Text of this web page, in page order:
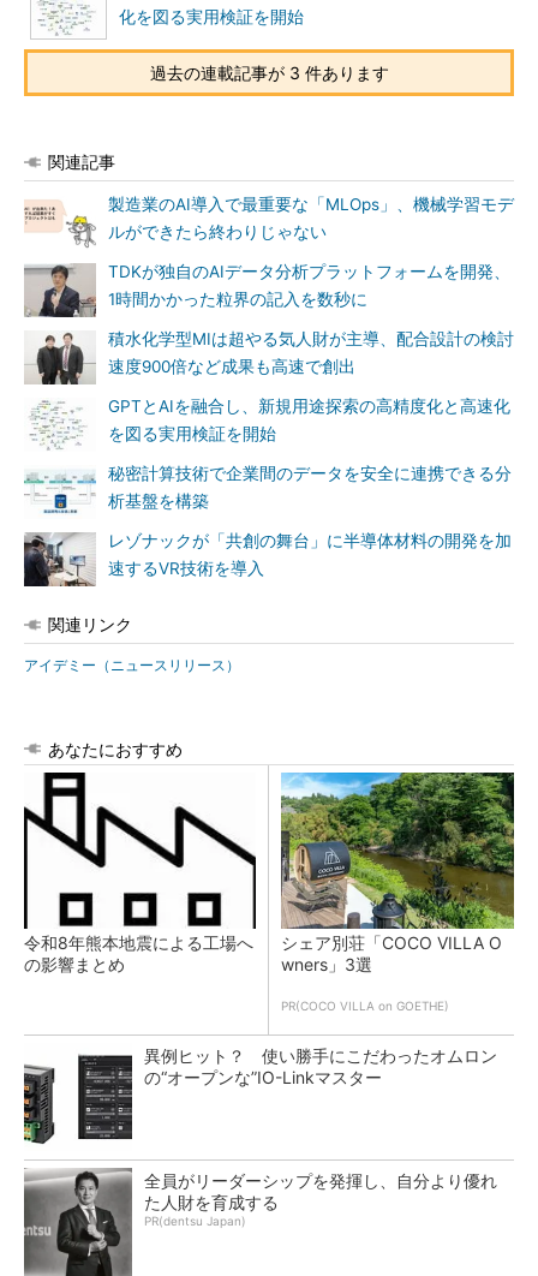
化を図る実用検証を開始
過去の連載記事が 3 件あります
関連記事
製造業のAI導入で最重要な「MLOps」、機械学習モデ
ルができたら終わりじゃない
TDKが独自のAIデータ分析プラットフォームを開発、
1時間かかった粒界の記入を数秒に
積水化学型MIは超やる気人財が主導、配合設計の検討
速度900倍など成果も高速で創出
GPTとAIを融合し、新規用途探索の高精度化と高速化
を図る実用検証を開始
秘密計算技術で企業間のデータを安全に連携できる分
析基盤を構築
レゾナックが「共創の舞台」に半導体材料の開発を加
速するVR技術を導入
関連リンク
アイデミー（ニュースリリース）
あなたにおすすめ
令和8年熊本地震による工場へ
の影響まとめ
シェア別荘「COCO VILLA O
wners」3選
PR(COCO VILLA on GOETHE)
異例ヒット？ 使い勝手にこだわったオムロン
の“オープンな”IO-Linkマスター
全員がリーダーシップを発揮し、自分より優れ
た人財を育成する
PR(dentsu Japan)